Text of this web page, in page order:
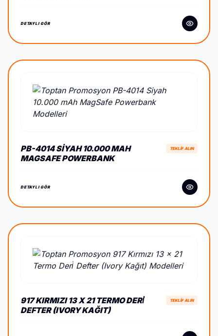
DETAYLI GÖR
PB-4014 SIYAH 10.000 MAH
MAGSAFE POWERBANK
TEKLİF ALIN
DETAYLI GÖR
917 KIRMIZI 13 X 21 TERMO DERİ
DEFTER (IVORY KAĞIT)
TEKLİF ALIN